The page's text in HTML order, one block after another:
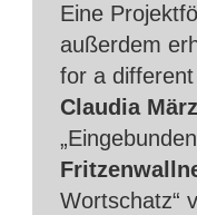
Eine
außerdem
for a different
Claudia
Wortschatz“